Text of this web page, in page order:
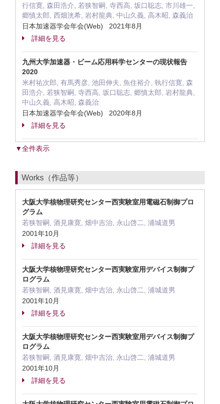
行信寛, 森田浩介, 若狭智嗣, 寺西高, 坂口聡志, 市川雄一,
郷慎太郎, 西畑洸希, 岩村龍典, 中山久義, 高木昭, 森義治
日本加速器学会年会(Web) 2021年8月
詳細を見る
九州大学加速器・ビーム応用科学センターの現状報告
2020
米村祐次郎, 有馬秀彦, 池田伸夫, 魚住裕介, 執行信寛, 森
田浩介, 若狭智嗣, 寺西高, 坂口聡志, 郷慎太郎, 岩村龍典,
中山久義, 高木昭, 森義治
日本加速器学会年会(Web) 2020年8月
詳細を見る
▼全件表示
Works（作品等）
大阪大学核物理研究センター西実験室用電磁石制御プロ
グラム
若狭智嗣, 酒見康寛, 畑中吉治, 永山啓二, 浦城道男
2001年10月
詳細を見る
大阪大学核物理研究センター西実験室用デバイス制御プ
ログラム
若狭智嗣, 酒見康寛, 畑中吉治, 永山啓二, 浦城道男
2001年10月
詳細を見る
大阪大学核物理研究センター西実験室用デバイス制御プ
ログラム
若狭智嗣, 酒見康寛, 畑中吉治, 永山啓二, 浦城道男
2001年10月
詳細を見る